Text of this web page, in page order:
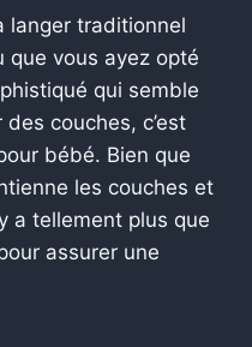
langer traditionnel
que vous ayez opté
qui semble
couches, c’est
bébé. Bien que
les couches et
a tellement plus que
assurer une